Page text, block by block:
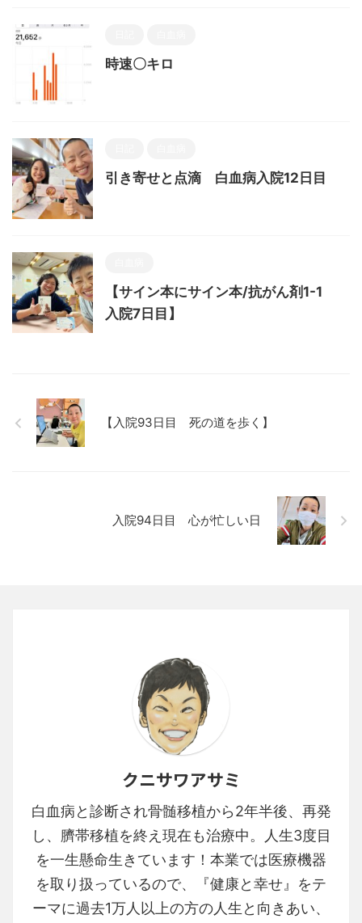
時速〇キロ
引き寄せと点滴 白血病入院12日目
【サイン本にサイン本/抗がん剤1-1
入院7日目】
【入院93日目 死の道を歩く】
入院94日目 心が忙しい日
クニサワアサミ
白血病と診断され骨髄移植から2年半後、再発
し、臍帯移植を終え現在も治療中。人生3度目
を一生懸命生きています！本業では医療機器
を取り扱っているので、『健康と幸せ』をテ
ーマに過去1万人以上の方の人生と向きあい、